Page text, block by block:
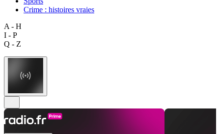
Crime : histoires vraies
A - H
I - P
Q - Z